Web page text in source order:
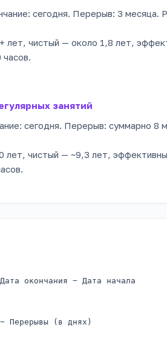
сегодня. Перерыв: 3 месяца.
лет, чистый — около 1,8 лет,
занятий
сегодня. Перерыв: суммарно 8
лет, чистый — ~9,3 лет,
окончания − Дата начала
Перерывы (в днях)